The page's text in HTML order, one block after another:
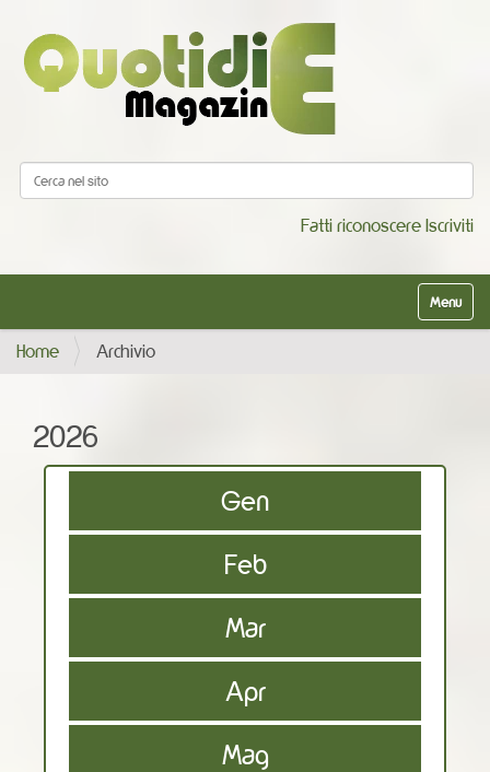
Cerca nel sito
Fatti riconoscere Iscriviti
Alterna la
Home Archivio
2026
Gen
Feb
Mar
Apr
Mag